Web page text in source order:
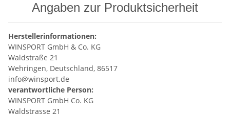
Angaben zur Produktsicherheit
Herstellerinformationen:
WINSPORT GmbH & Co. KG
Waldstraße 21
Wehringen, Deutschland, 86517
info@winsport.de
verantwortliche Person:
WINSPORT GmbH Co. KG
Waldstrasse 21